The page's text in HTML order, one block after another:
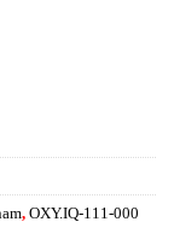
, OXY.IQ-111-000